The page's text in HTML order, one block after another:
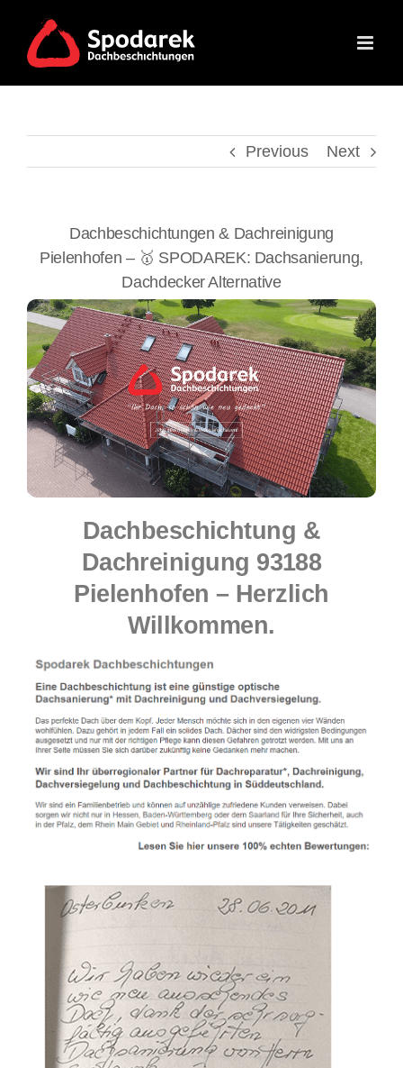
content
Previous Next
Dachbeschichtungen & Dachreinigung
Pielenhofen – 🥇 SPODAREK: Dachsanierung,
Dachdecker Alternative
Dachbeschichtung &
Dachreinigung 93188
Pielenhofen – Herzlich
Willkommen.